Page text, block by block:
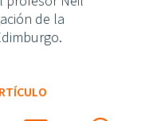
de la